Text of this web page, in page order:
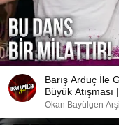
Barış Arduç İle
Büyük
Okan Bayülgen